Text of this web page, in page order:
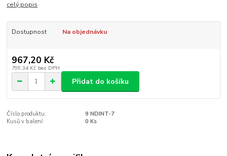
celý popis
Dostupnost Na objednávku
967,20 Kč
799,34 Kč bez DPH
Přidat do košíku
Číslo produktu:
9 NDINT-7
Kusů v balení:
0 Ks